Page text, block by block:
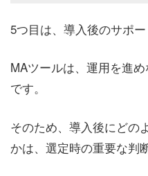
5つ目は、導入後のサポー
MAツールは、運用を進
です。
そのため、導入後にどの
かは、選定時の重要な判